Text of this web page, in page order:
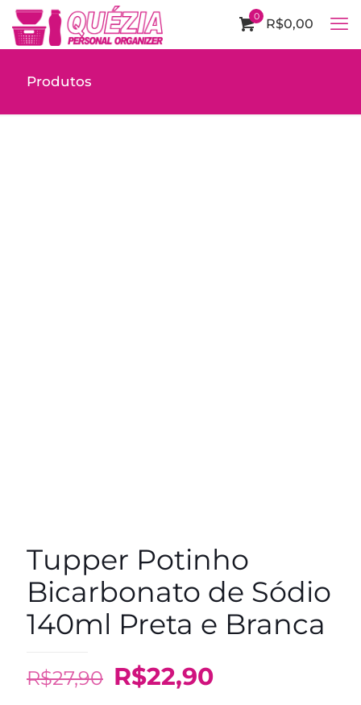
0 R$0,00
Produtos
Tupper Potinho
Bicarbonato de Sódio
140ml Preta e Branca
R$27,90 O
R$22,90O